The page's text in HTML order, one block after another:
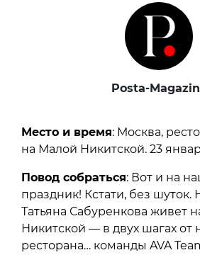
Posta-
Место и время: Москва,
на Малой Никитской. 23
Повод собраться: Вот и на
праздник! Кстати, без шуток.
Татьяна Сабуренкова живет
Никитской — в двух шагах от
ресторана… команды AVA